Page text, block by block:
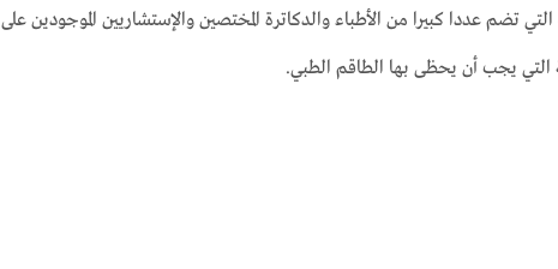
تضم عددا كبيرا من الأطباء والدكاترة المختصين والإستشاريين الموجودين
التي يجب أن يحظى بها الطاقم الطبي.